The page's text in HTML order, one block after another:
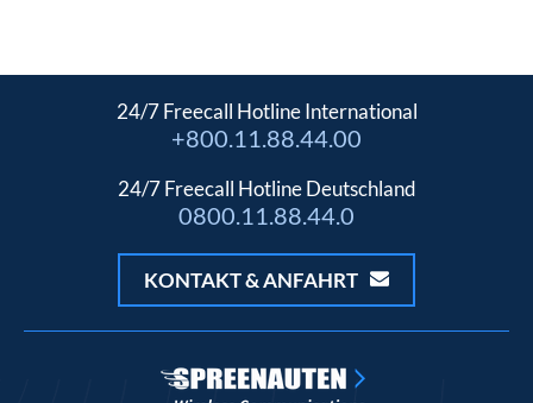
24/7 Freecall Hotline International
+800.11.88.44.00
24/7 Freecall Hotline Deutschland
0800.11.88.44.0
KONTAKT & ANFAHRT